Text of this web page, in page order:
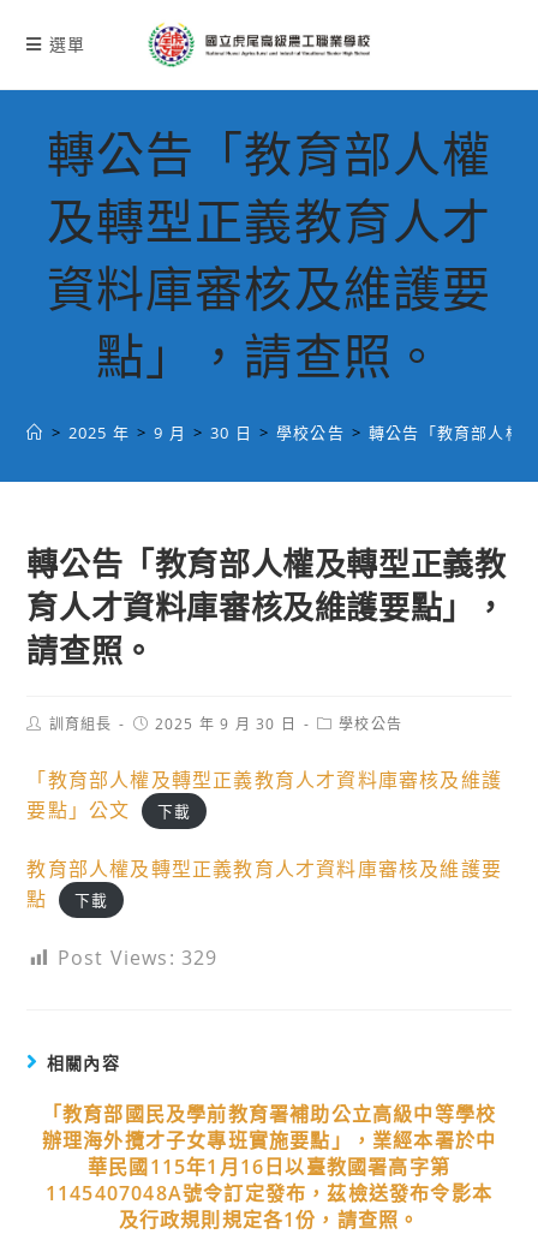
選單
轉公告「教育部人權
及轉型正義教育人才
資料庫審核及維護要
點」，請查照。
> 2025 年 > 9 月 > 30 日 > 學校公告 > 轉公告「教育部人權
轉公告「教育部人權及轉型正義教
育人才資料庫審核及維護要點」，
請查照。
Post訓育組長
Post2025 年 9 月 30 日
Post學校公告
「教育部人權及轉型正義教育人才資料庫審核及維護
要點」公文
下載
教育部人權及轉型正義教育人才資料庫審核及維護要
點
下載
Post Views: 329
相關內容
「教育部國民及學前教育署補助公立高級中等學校
辦理海外攬才子女專班實施要點」，業經本署於中
華民國115年1月16日以臺教國署高字第
1145407048A號令訂定發布，茲檢送發布令影本
及行政規則規定各1份，請查照。